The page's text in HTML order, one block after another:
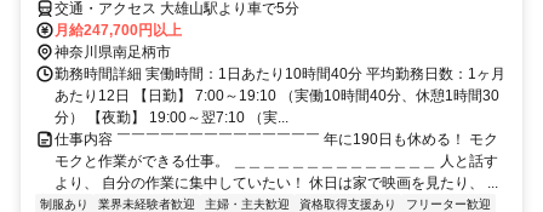
交通・アクセス 大雄山駅より車で5分
月給247,700円以上
神奈川県南足柄市
勤務時間詳細 実働時間：1日あたり10時間40分 平均勤務日数：1ヶ月
あたり12日 【日勤】 7:00～19:10 （実働10時間40分、休憩1時間30
分） 【夜勤】 19:00～翌7:10 （実...
仕事内容 ￣￣￣￣￣￣￣￣￣￣￣￣￣￣ 年に190日も休める！ モク
モクと作業ができる仕事。 ＿＿＿＿＿＿＿＿＿＿＿＿＿＿ 人と話す
より、 自分の作業に集中していたい！ 休日は家で映画を見たり、 ...
制服あり 業界未経験者歓迎 主婦・主夫歓迎 資格取得支援あり
フリーター歓迎